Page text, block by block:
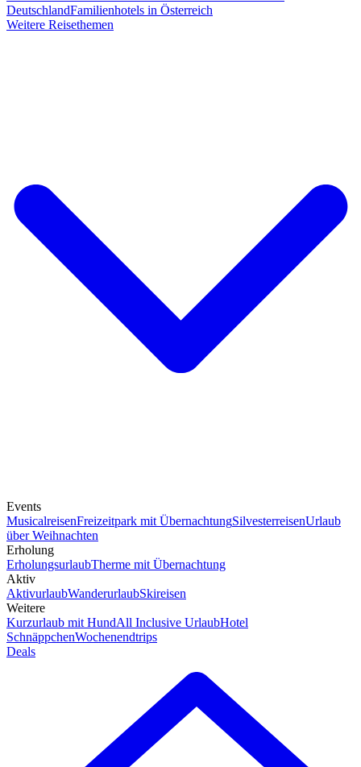
DeutschlandFamilienhotels in Österreich
Weitere Reisethemen
Events
MusicalreisenFreizeitpark mit ÜbernachtungSilvesterreisenUrlaub
über Weihnachten
Erholung
ErholungsurlaubTherme mit Übernachtung
Aktiv
AktivurlaubWanderurlaubSkireisen
Weitere
Kurzurlaub mit HundAll Inclusive UrlaubHotel
SchnäppchenWochenendtrips
Deals